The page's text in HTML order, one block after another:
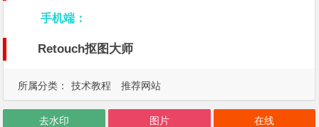
手机端：
Retouch抠图大师
所属分类： 技术教程 推荐网站
去水印 图片 在线